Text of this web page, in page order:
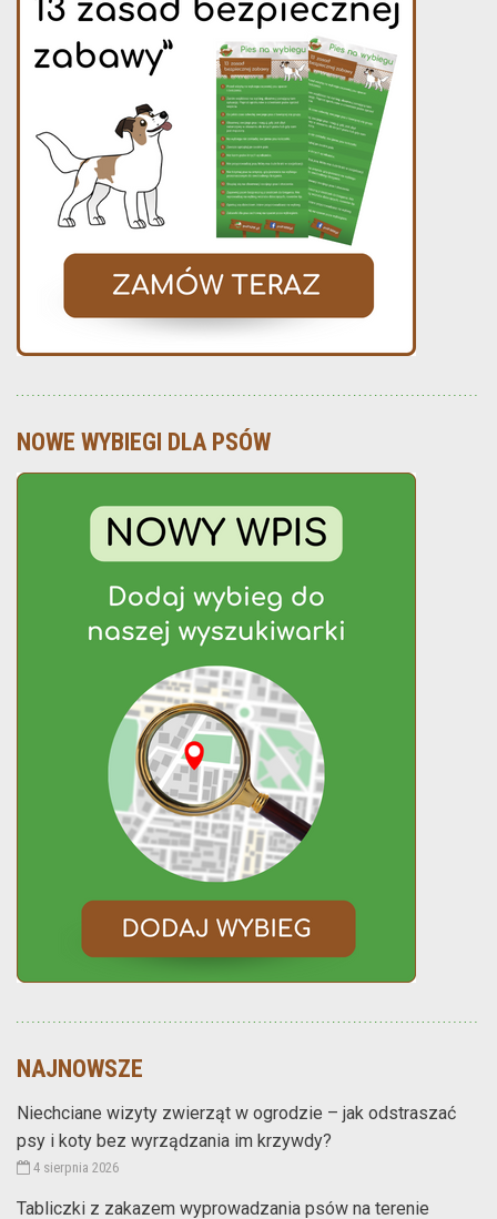
NOWE WYBIEGI DLA PSÓW
NAJNOWSZE
Niechciane wizyty zwierząt w ogrodzie – jak odstraszać
psy i koty bez wyrządzania im krzywdy?
4 sierpnia 2026
Tabliczki z zakazem wyprowadzania psów na terenie